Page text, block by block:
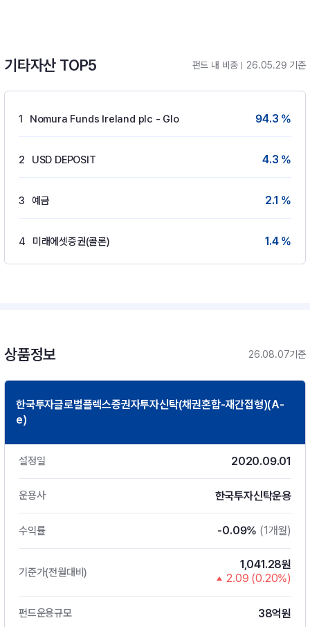
기타자산 TOP5 펀드 내 비중 26.05.29 기준
1 Nomura Funds Ireland plc - Glo 94.3 %
2 USD DEPOSIT 4.3 %
3 예금 2.1 %
4 미래에셋증권(콜론) 1.4 %
상품정보 26.08.07기준
한국투자글로벌플렉스증권자투자신탁(채권혼합-재간접형)(A-
e)
설정일 2020.09.01
운용사 한국투자신탁운용
수익률 -0.09% (1개월)
기준가(전월대비)
1,041.28원
2.09 (0.20%)
펀드운용규모 38억원